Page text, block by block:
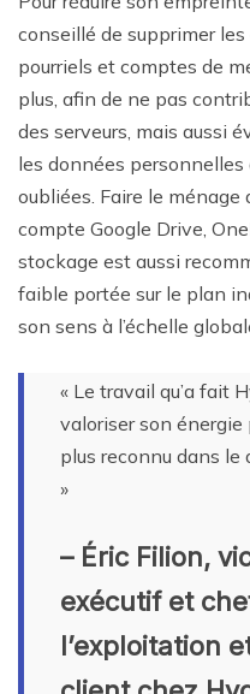
conseillé de supprimer
pourriels et comptes de
plus, afin de ne pas
des serveurs, mais aussi
les données personnelles
oubliées. Faire le ménage
compte Google Drive,
stockage est aussi
faible portée sur le plan
son sens à l’échelle
« Le travail qu’a fait
valoriser son
plus reconnu dans le
»
– Éric Filion,
exécutif et
l’exploitation